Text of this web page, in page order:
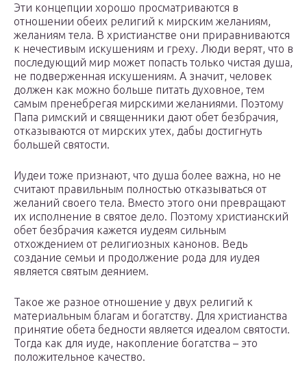
Эти концепции хорошо просматриваются в
отношении обеих религий к мирским желаниям,
желаниям тела. В христианстве они приравниваются
к нечестивым искушениям и греху. Люди верят, что в
последующий мир может попасть только чистая душа,
не подверженная искушениям. А значит, человек
должен как можно больше питать духовное, тем
самым пренебрегая мирскими желаниями. Поэтому
Папа римский и священники дают обет безбрачия,
отказываются от мирских утех, дабы достигнуть
большей святости.
Иудеи тоже признают, что душа более важна, но не
считают правильным полностью отказываться от
желаний своего тела. Вместо этого они превращают
их исполнение в святое дело. Поэтому христианский
обет безбрачия кажется иудеям сильным
отхождением от религиозных канонов. Ведь
создание семьи и продолжение рода для иудея
является святым деянием.
Такое же разное отношение у двух религий к
материальным благам и богатству. Для христианства
принятие обета бедности является идеалом святости.
Тогда как для иуде, накопление богатства – это
положительное качество.